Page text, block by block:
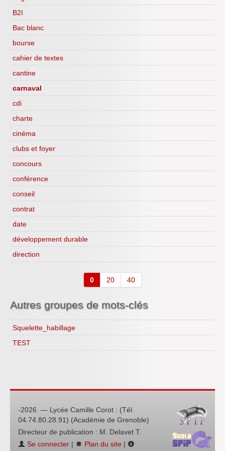
B2I
Bac blanc
bourse
cahier de textes
cantine
carnaval
cdi
charte
cinéma
clubs et foyer
concours
conférence
conseil
contrat
date
développement durable
direction
0 20 40
Autres groupes de mots-clés
Squelette_habillage
TEST
-2026 — Lycée Camille Corot : (Tél.
04.74.80.28.91) (Académie de Grenoble)
Directeur de publication : M. Delavet T.
Se connecter | Plan du site |